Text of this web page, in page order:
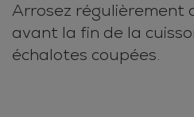
Arrosez régulièrement
avant la fin de la
échalotes coupées.